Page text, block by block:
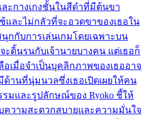
ะกางเกงชั้นในสีดำที่มีต้นขา
และไม่กลัวที่จะอวดขาของเธอใน
กกับการเล่นเกมโดยเฉพาะบน
จะดิ้นรนกับเจ้านายบางคน แต่เธอก็
เมื่อจำเป็นบุคลิกภาพของเธออาจ
านที่นุ่มนวลซึ่งเธอเปิดเผยให้คน
มและรูปลักษณ์ของ Ryoko ชี้ให้
ความสะดวกสบายและความมั่นใจ